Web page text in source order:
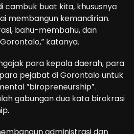
cambuk buat kita, khususnya
membangun kemandirian.
bahu-membahu, dan
katanya.
para kepala daerah, para
pejabat di Gorontalo untuk
“biropreneurship”.
gabungan dua kata birokrasi
administrasi dan